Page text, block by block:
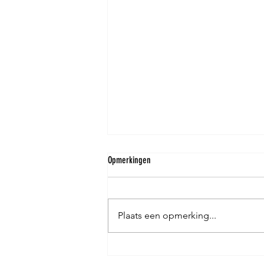
Opmerkingen
Plaats een opmerking...